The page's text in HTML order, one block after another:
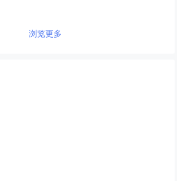
浏览更多